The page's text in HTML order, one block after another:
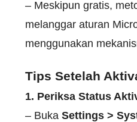
– Meskipun gratis,
melanggar aturan
menggunakan
Tips Setelah
1. Periksa Status
– Buka Settings >